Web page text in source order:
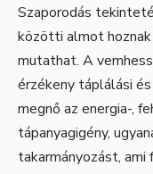
Szaporodás
közötti almot
mutathat. A
érzékeny táplálási
megnő az energia-,
tápanyagigény,
takarmányozást,